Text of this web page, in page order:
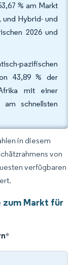
% am Markt
und Hybrid- und
2026 und
pazifischen
43,89 % der
mit einer
schnellsten
in diesem
von
verfügbaren
zum Markt für
*